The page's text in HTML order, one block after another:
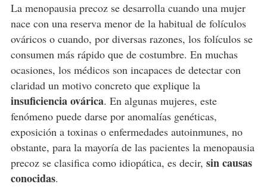
La menopausia precoz se desarrolla cuando una mujer
nace con una reserva menor de la habitual de folículos
ováricos o cuando, por diversas razones, los folículos se
consumen más rápido que de costumbre. En muchas
ocasiones, los médicos son incapaces de detectar con
claridad un motivo concreto que explique la
insuficiencia ovárica. En algunas mujeres, este
fenómeno puede darse por anomalías genéticas,
exposición a toxinas o enfermedades autoinmunes, no
obstante, para la mayoría de las pacientes la menopausia
precoz se clasifica como idiopática, es decir, sin causas
conocidas.